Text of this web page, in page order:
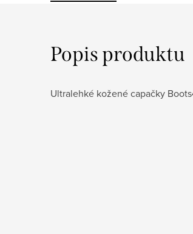
Popis produktu
Ultralehké kožené capačky